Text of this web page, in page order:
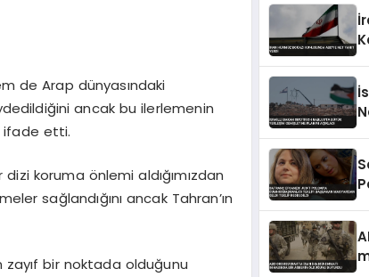
de Arap dünyasındaki
ancak bu ilerlemenin
ifade etti.
koruma önlemi aldığımızdan
sağlandığını ancak Tahran’ın
zayıf bir noktada olduğunu